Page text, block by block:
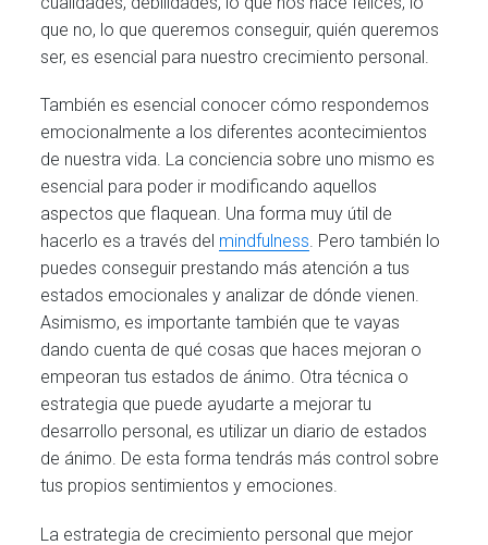
que no, lo que queremos conseguir, quién queremos
ser, es esencial para nuestro crecimiento personal.
También es esencial conocer cómo respondemos
emocionalmente a los diferentes acontecimientos
de nuestra vida. La conciencia sobre uno mismo es
esencial para poder ir modificando aquellos
aspectos que flaquean. Una forma muy útil de
hacerlo es a través del mindfulness. Pero también lo
puedes conseguir prestando más atención a tus
estados emocionales y analizar de dónde vienen.
Asimismo, es importante también que te vayas
dando cuenta de qué cosas que haces mejoran o
empeoran tus estados de ánimo. Otra técnica o
estrategia que puede ayudarte a mejorar tu
desarrollo personal, es utilizar un diario de estados
de ánimo. De esta forma tendrás más control sobre
tus propios sentimientos y emociones.
La estrategia de crecimiento personal que mejor